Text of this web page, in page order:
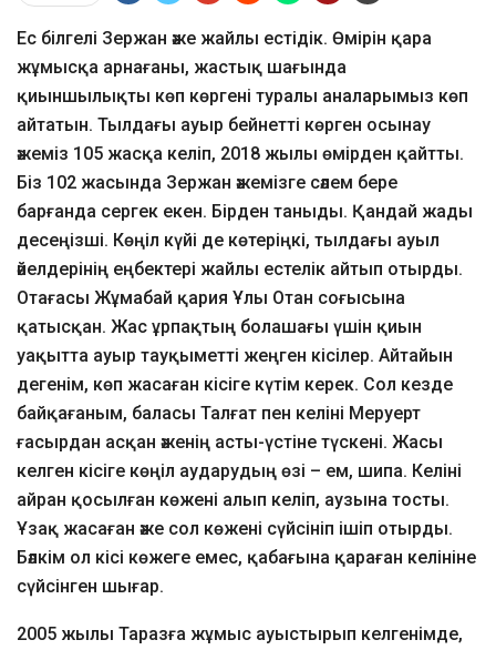
Ес білгелі Зержан әже жайлы естідік. Өмірін қара
жұмысқа арнағаны, жастық шағында
қиыншылықты көп көргені туралы аналарымыз көп
айтатын. Тылдағы ауыр бейнетті көрген осынау
әжеміз 105 жасқа келіп, 2018 жылы өмірден қайтты.
Біз 102 жасында Зержан әжемізге сәлем бере
барғанда сергек екен. Бірден таныды. Қандай жады
десеңізші. Көңіл күйі де көтеріңкі, тылдағы ауыл
әйелдерінің еңбектері жайлы естелік айтып отырды.
Отағасы Жұмабай қария Ұлы Отан соғысына
қатысқан. Жас ұрпақтың болашағы үшін қиын
уақытта ауыр тауқыметті жеңген кісілер. Айтайын
дегенім, көп жасаған кісіге күтім керек. Сол кезде
байқағаным, баласы Талғат пен келіні Меруерт
ғасырдан асқан әженің асты-үстіне түскені. Жасы
келген кісіге көңіл аударудың өзі – ем, шипа. Келіні
айран қосылған көжені алып келіп, аузына тосты.
Ұзақ жасаған әже сол көжені сүйсініп ішіп отырды.
Бәлкім ол кісі көжеге емес, қабағына қараған келініне
сүйсінген шығар.
2005 жылы Таразға жұмыс ауыстырып келгенімде,